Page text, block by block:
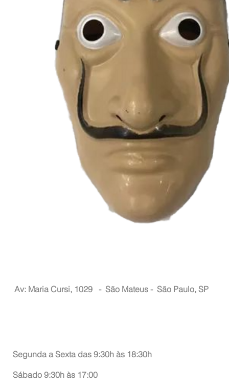
Av: Maria Cursi, 1029 - São Mateus - São Paulo, SP
Segunda a Sexta das 9:30h às 18:30h
Sábado 9:30h às 17:00